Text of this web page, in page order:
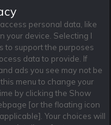
och jag är 18+. Regler
Cookie Policy
Användarvilkor
Integritetspolicy
personal data, like
your device. Selecting I
to support the purposes
data to provide. If
ads you see may not be
menu to change your
by clicking the Show
[or the floating icon
Your choices will